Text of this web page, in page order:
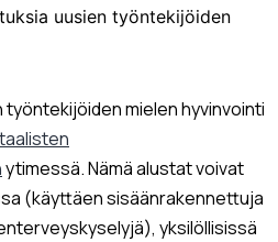
uusien työntekijöiden
mielen hyvinvointi
ytimessä. Nämä alustat voivat
(käyttäen sisäänrakennettuja
yksilöllisissä